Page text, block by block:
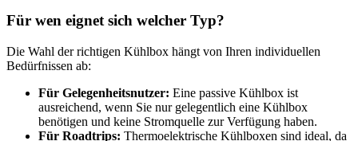
Für wen eignet sich welcher Typ?
Die Wahl der richtigen Kühlbox hängt von Ihren individuellen
Bedürfnissen ab:
Für Gelegenheitsnutzer: Eine passive Kühlbox ist
ausreichend, wenn Sie nur gelegentlich eine Kühlbox
benötigen und keine Stromquelle zur Verfügung haben.
Für Roadtrips: Thermoelektrische Kühlboxen sind ideal, da